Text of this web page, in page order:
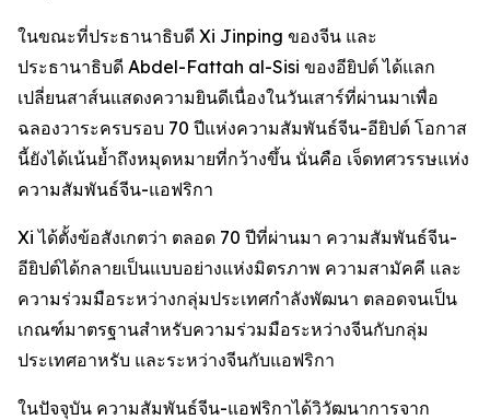
ในขณะที่ประธานาธิบดี Xi Jinping ของจีน และ
ประธานาธิบดี Abdel-Fattah al-Sisi ของอียิปต์ ได้แลก
เปลี่ยนสาส์นแสดงความยินดีเนื่องในวันเสาร์ที่ผ่านมาเพื่อ
ฉลองวาระครบรอบ 70 ปีแห่งความสัมพันธ์จีน-อียิปต์ โอกาส
นี้ยังได้เน้นย้ำถึงหมุดหมายที่กว้างขึ้น นั่นคือ เจ็ดทศวรรษแห่ง
ความสัมพันธ์จีน-แอฟริกา
Xi ได้ตั้งข้อสังเกตว่า ตลอด 70 ปีที่ผ่านมา ความสัมพันธ์จีน-
อียิปต์ได้กลายเป็นแบบอย่างแห่งมิตรภาพ ความสามัคคี และ
ความร่วมมือระหว่างกลุ่มประเทศกำลังพัฒนา ตลอดจนเป็น
เกณฑ์มาตรฐานสำหรับความร่วมมือระหว่างจีนกับกลุ่ม
ประเทศอาหรับ และระหว่างจีนกับแอฟริกา
ในปัจจุบัน ความสัมพันธ์จีน-แอฟริกาได้วิวัฒนาการจาก